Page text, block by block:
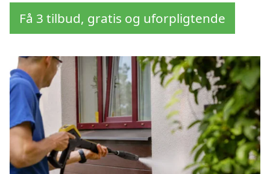
Få 3 tilbud, gratis og uforpligtende